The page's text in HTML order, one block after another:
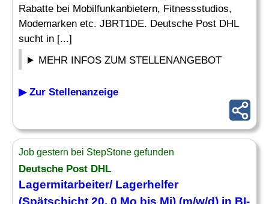
Rabatte bei Mobilfunkanbietern, Fitnessstudios,
Modemarken etc. JBRT1DE. Deutsche Post DHL
sucht in [...]
MEHR INFOS ZUM STELLENANGEBOT
▶ Zur Stellenanzeige
Job gestern bei StepStone gefunden
Deutsche Post DHL
Lagermitarbeiter/ Lagerhelfer
(Spätschicht 20, 0 Mo bis Mi) (m/w/d) in BI-